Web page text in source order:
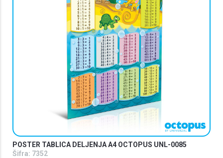
POSTER TABLICA DELJENJA A4 OCTOPUS UNL-0085
Šifra: 7352